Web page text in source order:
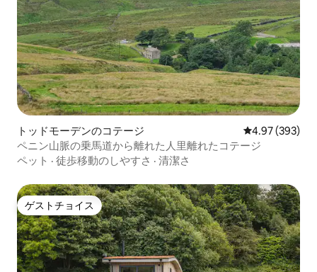
トッドモーデンのコテージ レビュー393
4.97 (393)
ペニン山脈の乗馬道から離れた人里離れたコテージ
ペット · 徒歩移動のしやすさ · 清潔さ
ゲストチョイス
ゲストチョイス